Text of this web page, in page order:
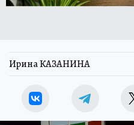
Ирина КАЗАНИНА